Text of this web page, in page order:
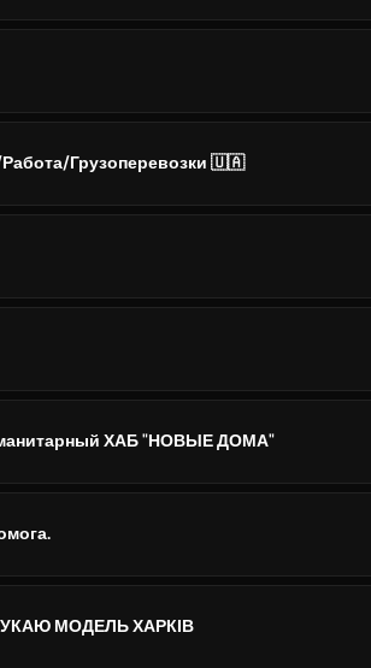
Работа/Грузоперевозки 🇺🇦
ХАБ "НОВЫЕ ДОМА"
МОДЕЛЬ ХАРКІВ